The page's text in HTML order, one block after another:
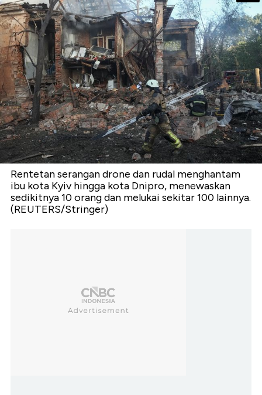
Rentetan serangan drone dan rudal menghantam
ibu kota Kyiv hingga kota Dnipro, menewaskan
sedikitnya 10 orang dan melukai sekitar 100 lainnya.
(REUTERS/Stringer)